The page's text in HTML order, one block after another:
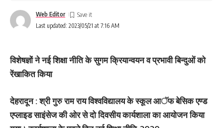
Last updated: 2023/05/21 at 7:16 AM
Web Editor
विशेषज्ञों ने नई शिक्षा नीति के सुगम क्रियान्वयन व प्रभावी बिन्दुओं को
रेंखाकित किया
देहरादून : श्री गुरु राम राय विश्वविद्यालय के स्कूल आॅफ बेसिक एण्ड
एप्लाइड साइंसेज की ओर से दो दिवसीय कार्यशाला का आयोजन किया